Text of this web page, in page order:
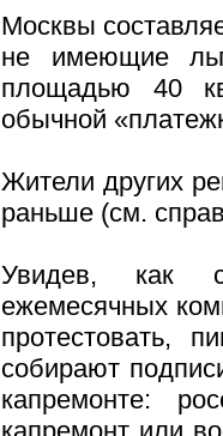
Москвы
не имеющие
площадью 40
обычной
Жители других
раньше (см.
Увидев, как
ежемесячных
протестовать,
собирают
капремонте: